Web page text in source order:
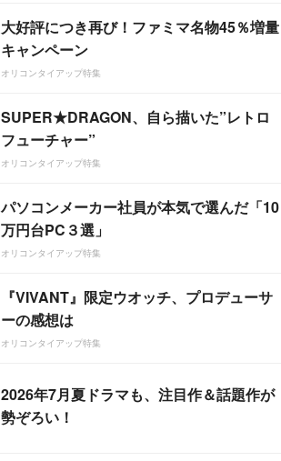
大好評につき再び！ファミマ名物45％増量
キャンペーン
オリコンタイアップ特集
SUPER★DRAGON、自ら描いた”レトロ
フューチャー”
オリコンタイアップ特集
パソコンメーカー社員が本気で選んだ「10
万円台PC３選」
オリコンタイアップ特集
『VIVANT』限定ウオッチ、プロデューサ
ーの感想は
オリコンタイアップ特集
2026年7月夏ドラマも、注目作＆話題作が
勢ぞろい！